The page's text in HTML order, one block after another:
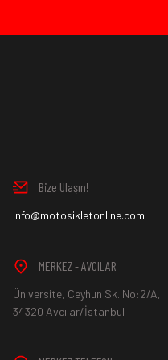
Aksi durum söz konusu
*İade ve Değişim
Bize Ulaşın!
info@motosikletonline.com
MERKEZ - AVCILAR
Üniversite, Ceyhun Sk. No:2/A,
34320 Avcılar/İstanbul